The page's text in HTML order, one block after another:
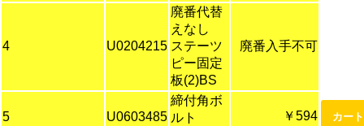
4 U0204215
廃番代替
えなし
ステーツ
ピー固定
板(2)BS
廃番入手不可
5 U0603485
締付角ボ
ルト
￥594